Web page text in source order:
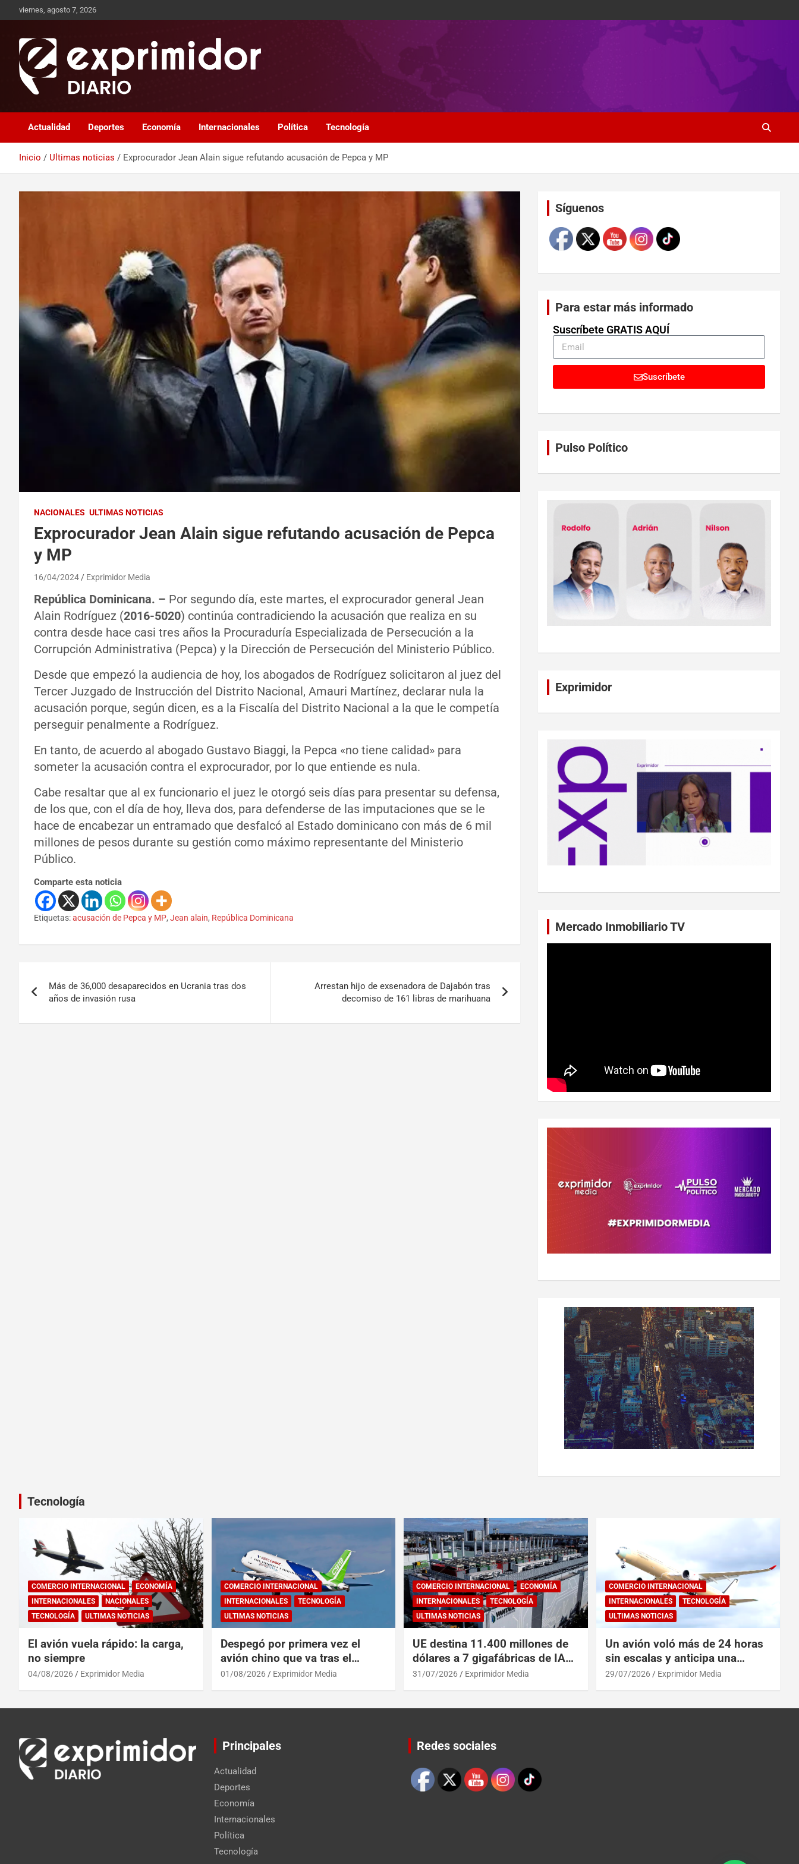
viernes, agosto 7, 2026
Exprimidor media
Actualidad Deportes Economía Internacionales Política Tecnología
Inicio Ultimas noticias Exprocurador Jean Alain sigue refutando acusación de Pepca y MP
NACIONALES ULTIMAS NOTICIAS
Exprocurador Jean Alain sigue refutando acusación de Pepca
y MP
16/04/2024 Exprimidor Media
República Dominicana. – Por segundo día, este martes, el exprocurador general Jean
Alain Rodríguez (2016-5020) continúa contradiciendo la acusación que realiza en su
contra desde hace casi tres años la Procuraduría Especializada de Persecución a la
Corrupción Administrativa (Pepca) y la Dirección de Persecución del Ministerio Público.
Desde que empezó la audiencia de hoy, los abogados de Rodríguez solicitaron al juez del
Tercer Juzgado de Instrucción del Distrito Nacional, Amauri Martínez, declarar nula la
acusación porque, según dicen, es a la Fiscalía del Distrito Nacional a la que le competía
perseguir penalmente a Rodríguez.
En tanto, de acuerdo al abogado Gustavo Biaggi, la Pepca «no tiene calidad» para
someter la acusación contra el exprocurador, por lo que entiende es nula.
Cabe resaltar que al ex funcionario el juez le otorgó seis días para presentar su defensa,
de los que, con el día de hoy, lleva dos, para defenderse de las imputaciones que se le
hace de encabezar un entramado que desfalcó al Estado dominicano con más de 6 mil
millones de pesos durante su gestión como máximo representante del Ministerio
Público.
Comparte esta noticia
Etiquetas:acusación de Pepca y MP, Jean alain, República Dominicana
Más de 36,000 desaparecidos en Ucrania tras dos
años de invasión rusa
Arrestan hijo de exsenadora de Dajabón tras
decomiso de 161 libras de marihuana
SíguenosSet Youtube Channel ID
Para estar más informado
Suscríbete GRATIS AQUÍ
Suscríbete
Pulso Político
Exprimidor
Mercado Inmobiliario TV
Tecnología
COMERCIO INTERNACIONAL
ECONOMÍA
INTERNACIONALES
NACIONALES
TECNOLOGÍA
ULTIMAS NOTICIAS
El avión vuela rápido: la carga,
no siempre
04/08/2026 Exprimidor Media
COMERCIO INTERNACIONAL
INTERNACIONALES
TECNOLOGÍA
ULTIMAS NOTICIAS
Despegó por primera vez el
avión chino que va tras el
reinado del A319 en el Tíbet
01/08/2026 Exprimidor Media
COMERCIO INTERNACIONAL
ECONOMÍA
INTERNACIONALES
TECNOLOGÍA
ULTIMAS NOTICIAS
UE destina 11.400 millones de
dólares a 7 gigafábricas de IA
para alcanzar a EEUU y China
31/07/2026 Exprimidor Media
COMERCIO INTERNACIONAL
INTERNACIONALES
TECNOLOGÍA
ULTIMAS NOTICIAS
Un avión voló más de 24 horas
sin escalas y anticipa una
revolución en los viajes
29/07/2026 Exprimidor Media
Principales
Actualidad
Deportes
Economía
Internacionales
Política
Tecnología
Redes sociales
Set Youtube Channel ID